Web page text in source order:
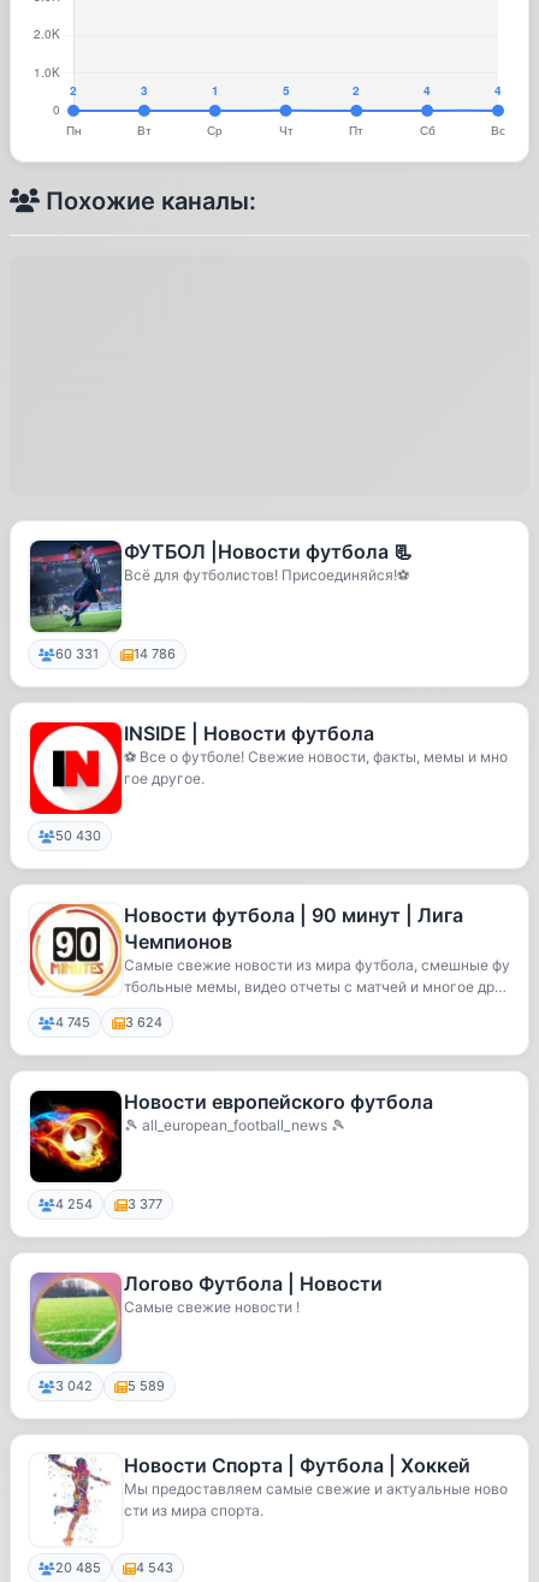
Похожие каналы:
ФУТБОЛ |Новости футбола 📃
Всё для футболистов! Присоединяйся!⚽️
60 331 14 786
INSIDE | Новости футбола
⚽️ Все о футболе! Свежие новости, факты, мемы и мно
гое другое.
50 430
Новости футбола | 90 минут | Лига
Чемпионов
Самые свежие новости из мира футбола, смешные фу
тбольные мемы, видео отчеты с матчей и многое др
у...
4 745 3 624
Новости европейского футбола
🎾 all_european_football_news 🎾
4 254 3 377
Логово Футбола | Новости
Самые свежие новости !
3 042 5 589
Новости Спорта | Футбола | Хоккей
Мы предоставляем самые свежие и актуальные ново
сти из мира спорта.
20 485 4 543